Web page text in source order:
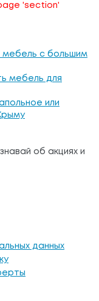
'section'
мебель с большим
мебель для
или
об акциях и
данных